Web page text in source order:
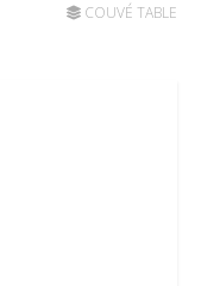
COUVÉ TABLE